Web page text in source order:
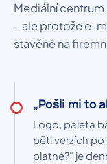
Mediální
– ale protože e-
stavěné na
„Pošli mi to
Logo, paleta
pěti verzích po
platné?“ je